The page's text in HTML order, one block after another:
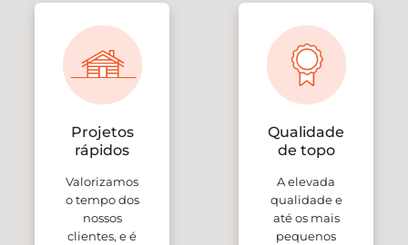
Projetos
rápidos
Valorizamos
o tempo dos
nossos
clientes, e é
Qualidade
de topo
A elevada
qualidade e
até os mais
pequenos